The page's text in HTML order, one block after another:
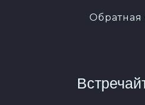
Обратная